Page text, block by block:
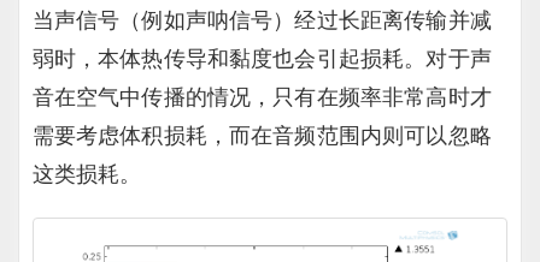
当声信号（例如声呐信号）经过长距离传输并减
弱时，本体热传导和黏度也会引起损耗。对于声
音在空气中传播的情况，只有在频率非常高时才
需要考虑体积损耗，而在音频范围内则可以忽略
这类损耗。